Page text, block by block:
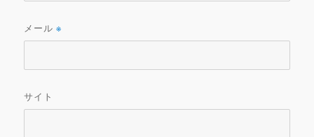
メール※
サイト